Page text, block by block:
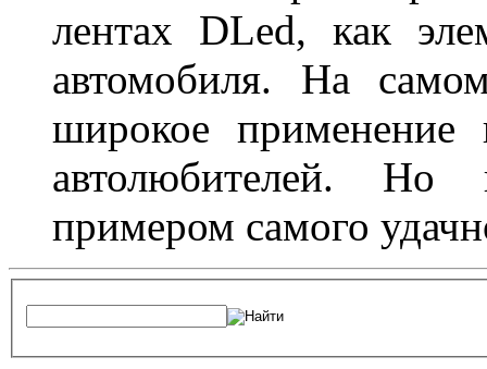
лентах DLed, как
автомобиля. На
широкое
автолюбителей. Но
примером самого